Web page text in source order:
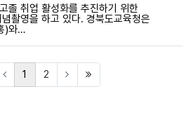
졸 취업 활성화를 추진하기 위한
촬영을 하고 있다. 경북도교육청은
)와…
1 (current)
2 (last)